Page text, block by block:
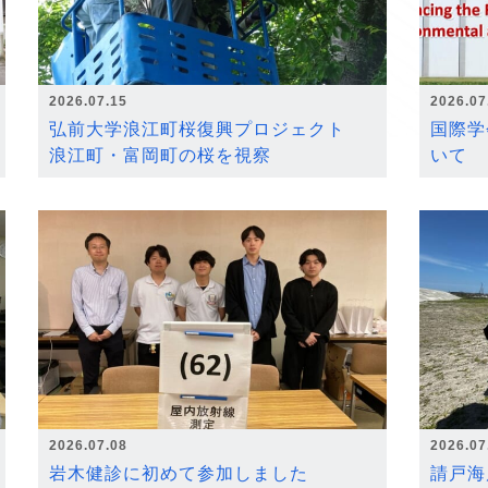
2026.07.15
弘前大学浪江町桜復興プロジェクト
浪江町・富岡町の桜を視察
国際
いて
2026.07.08
岩木健診に初めて参加しました 請戸